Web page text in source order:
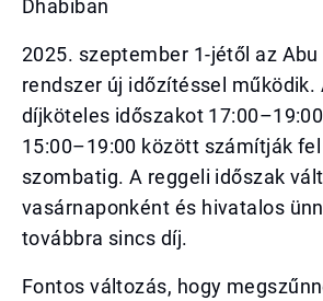
Dhabiban
2025. szeptember 1-jétől az Abu
rendszer új időzítéssel működik.
díjköteles időszakot
15:00–19:00 között számítják
szombatig. A reggeli időszak
vasárnaponként és hivatalos
továbbra sincs díj.
Fontos változás, hogy